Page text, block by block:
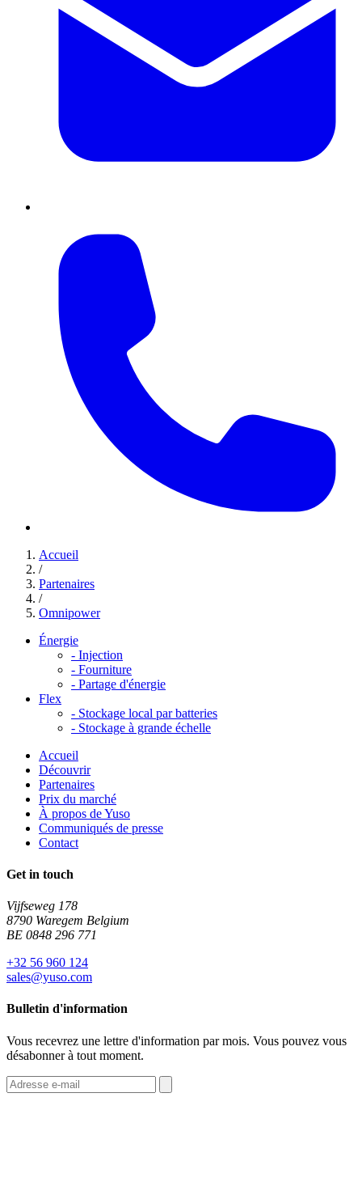
Accueil
/
Partenaires
/
Omnipower
Énergie
- Injection
- Fourniture
- Partage d'énergie
Flex
- Stockage local par batteries
- Stockage à grande échelle
Accueil
Découvrir
Partenaires
Prix du marché
À propos de Yuso
Communiqués de presse
Contact
Get in touch
Vijfseweg 178
8790 Waregem Belgium
BE 0848 296 771
+32 56 960 124
sales@yuso.com
Bulletin d'information
Vous recevrez une lettre d'information par mois. Vous pouvez vous
désabonner à tout moment.